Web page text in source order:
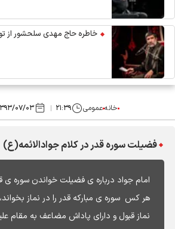
خاطره حاج مهدی سلحشور از
خانهعمومی ۲۱:۳۹ ۱۳۹۳/۰۷/۰۳
فضيلت سوره قدر در کلام جواد‌الائمه(ع)
امام جواد درباره ى فضيلت خواندن سوره ى
هر كس ‍ سوره ى مباركه قدر را در نماز بخواند،
نماز قبول و داراى پاداش مضاعف به مقام